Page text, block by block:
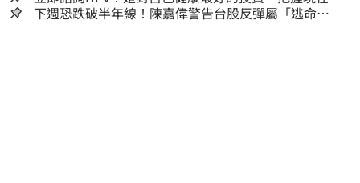
嫌晚！
下週恐跌破半年線！陳嘉偉警告台股反彈屬「逃命